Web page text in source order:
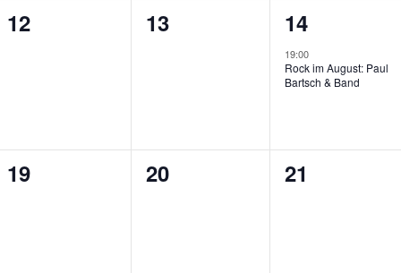
0
12
0
Veranstaltungen,
13
1
14
19:00
Rock im August: Paul
Bartsch & Band
0
19
0
20
0
21